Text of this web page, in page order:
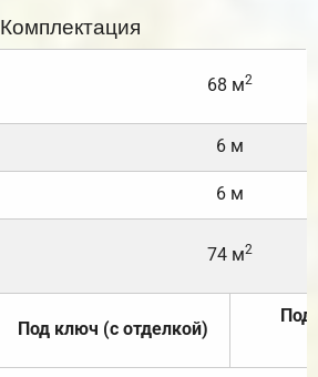
Комплектация
68 м2
6 м
6 м
74 м2
Под ключ (с отделкой)
Под